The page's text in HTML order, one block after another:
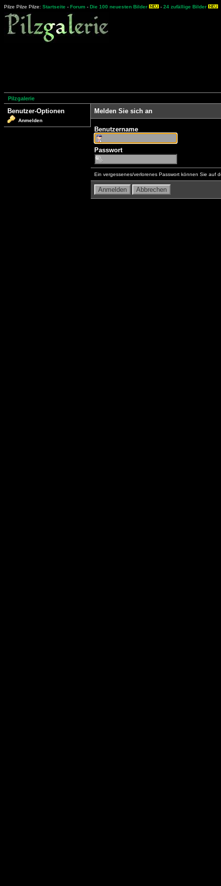
Pilze Pilze Pilze: Startseite - Forum - Die 100 neuesten Bilder - 24 zufällige Bilder
Pilzgalerie
Benutzer-Optionen
Anmelden
Melden Sie sich an
Benutzername
Passwort
Ein vergessenes/verlorenes Passwort können Sie auf